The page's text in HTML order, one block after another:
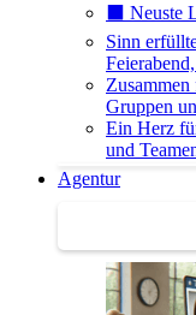
⬛️ Neuste
Sinn
Gruppen
Ein Herz
und
Agentur